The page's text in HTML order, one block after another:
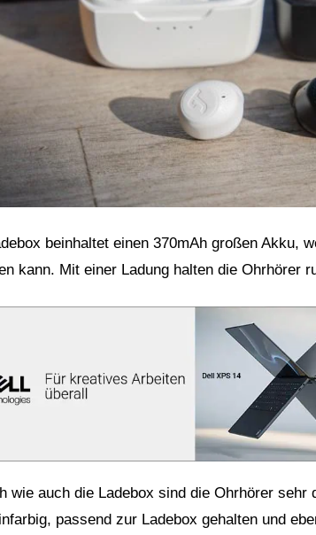
beinhaltet einen 370mAh großen Akku,
kann. Mit einer Ladung halten die Ohrhörer
wie auch die Ladebox sind die Ohrhörer sehr
passend zur Ladebox gehalten und